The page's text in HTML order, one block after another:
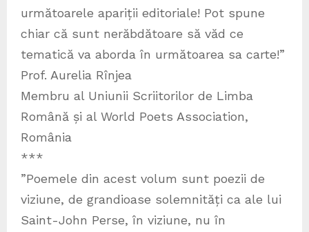
următoarele apariții editoriale! Pot spune
chiar că sunt nerăbdătoare să văd ce
tematică va aborda în următoarea sa carte!”
Prof. Aurelia Rînjea
Membru al Uniunii Scriitorilor de Limba
Română și al World Poets Association,
România
***
”Poemele din acest volum sunt poezii de
viziune, de grandioase solemnități ca ale lui
Saint-John Perse, în viziune, nu în